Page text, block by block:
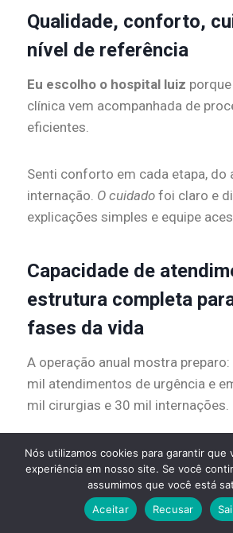
Qualidade, conforto,
nível de referência
Eu escolho o hospital luiz
clínica vem acompanhada de
eficientes.
Senti conforto em cada etapa, do
internação. O cuidado foi claro e
explicações simples e equipe
Capacidade de
estrutura completa
fases da vida
A operação anual mostra
mil atendimentos de urgência e
mil cirurgias e 30 mil internações.
Também há 100 mil consultas,
imagem e 2,4 milhões de
números me deram segurança
luiz alphaville.
Nós utilizamos cookies para garantir que
experiência em nosso site. Se você
assumimos que você está
Aceitar
Recusar